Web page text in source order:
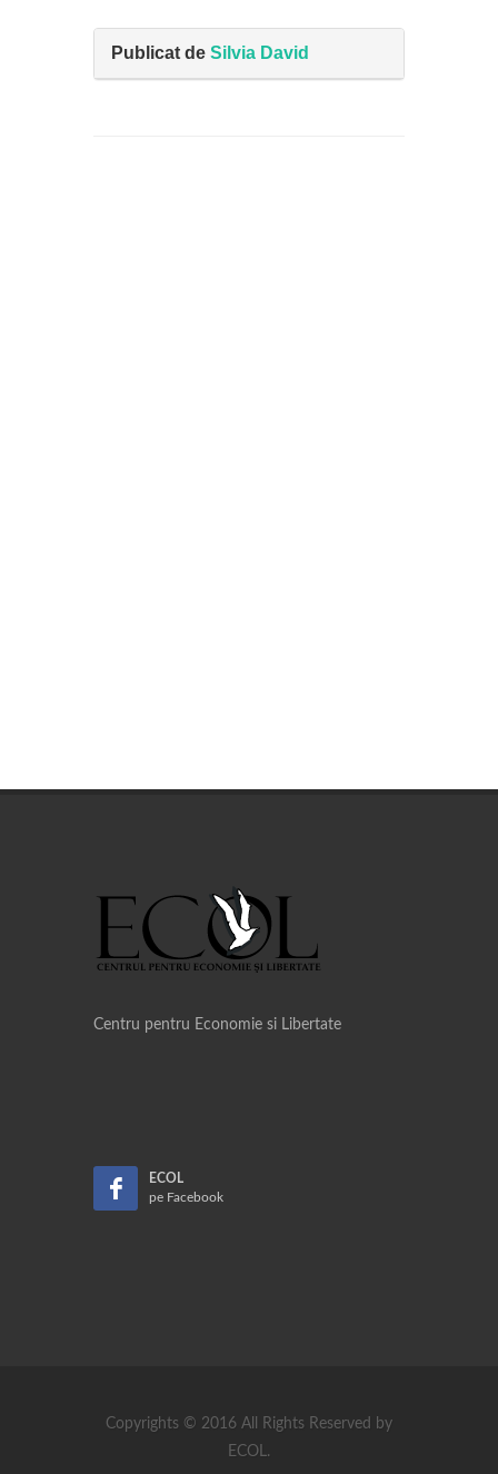
Publicat de Silvia David
Centru pentru Economie si Libertate
ECOL
pe Facebook
Copyrights © 2016 All Rights Reserved by
ECOL.